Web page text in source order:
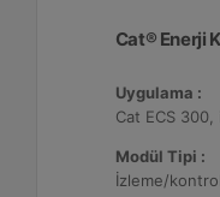
Cat® Enerji
Uygulama :
Modül Tipi :